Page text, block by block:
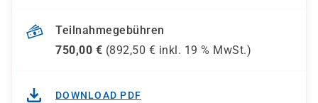
Teilnahmegebühren
750,00 € (892,50 € inkl. 19 % MwSt.)
DOWNLOAD PDF